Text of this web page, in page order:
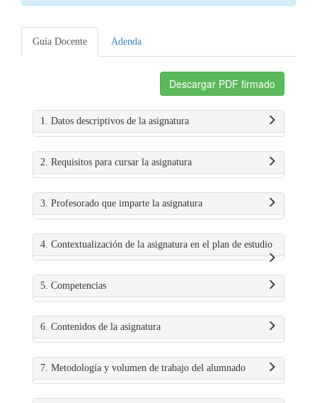
Guía Docente Adenda
Descargar PDF firmado
1. Datos descriptivos de la asignatura
2. Requisitos para cursar la asignatura
3. Profesorado que imparte la asignatura
4. Contextualización de la asignatura en el plan de estudio
5. Competencias
6. Contenidos de la asignatura
7. Metodología y volumen de trabajo del alumnado